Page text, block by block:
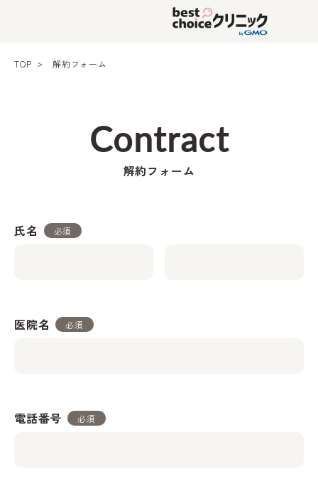
TOP 解約フォーム
Contract
解約フォーム
氏名 必須
医院名 必須
電話番号 必須